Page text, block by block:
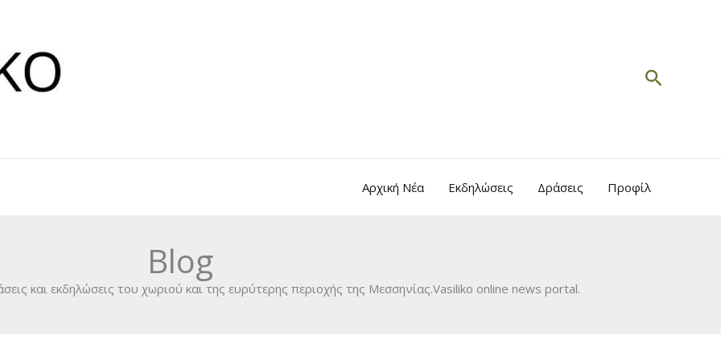
Search
Αρχική Νέα Εκδηλώσεις Δράσεις Προφίλ
Blog
και εκδηλώσεις του χωριού και της ευρύτερης περιοχής της Μεσσηνίας.Vasiliko online news portal.